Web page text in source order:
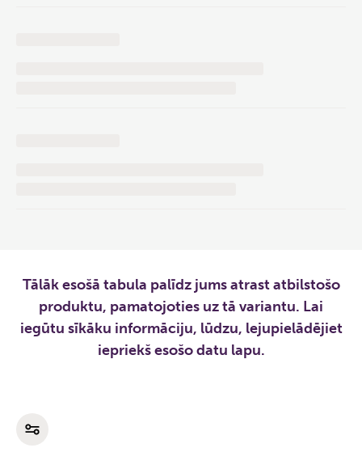
Tālāk esošā tabula palīdz jums atrast atbilstošo
produktu, pamatojoties uz tā variantu. Lai
iegūtu sīkāku informāciju, lūdzu, lejupielādējiet
iepriekš esošo datu lapu.